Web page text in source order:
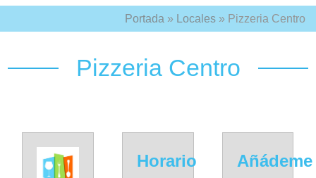
Portada » Locales » Pizzeria Centro
Pizzeria Centro
Horario
Añádeme